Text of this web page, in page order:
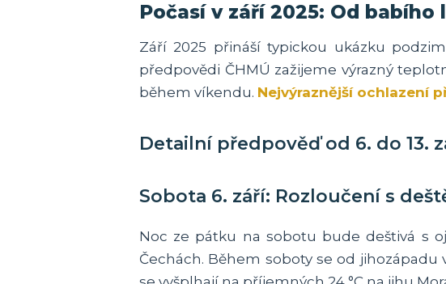
Počasí v září 2025: Od
Září 2025 přináší typickou ukázku
předpovědi ČHMÚ zažijeme výrazný
během víkendu. Nejvýraznější ochlazení
Detailní předpověď od 6. do 13.
Sobota 6. září: Rozloučení s
Noc ze pátku na sobotu bude deštivá s
Čechách. Během soboty se od